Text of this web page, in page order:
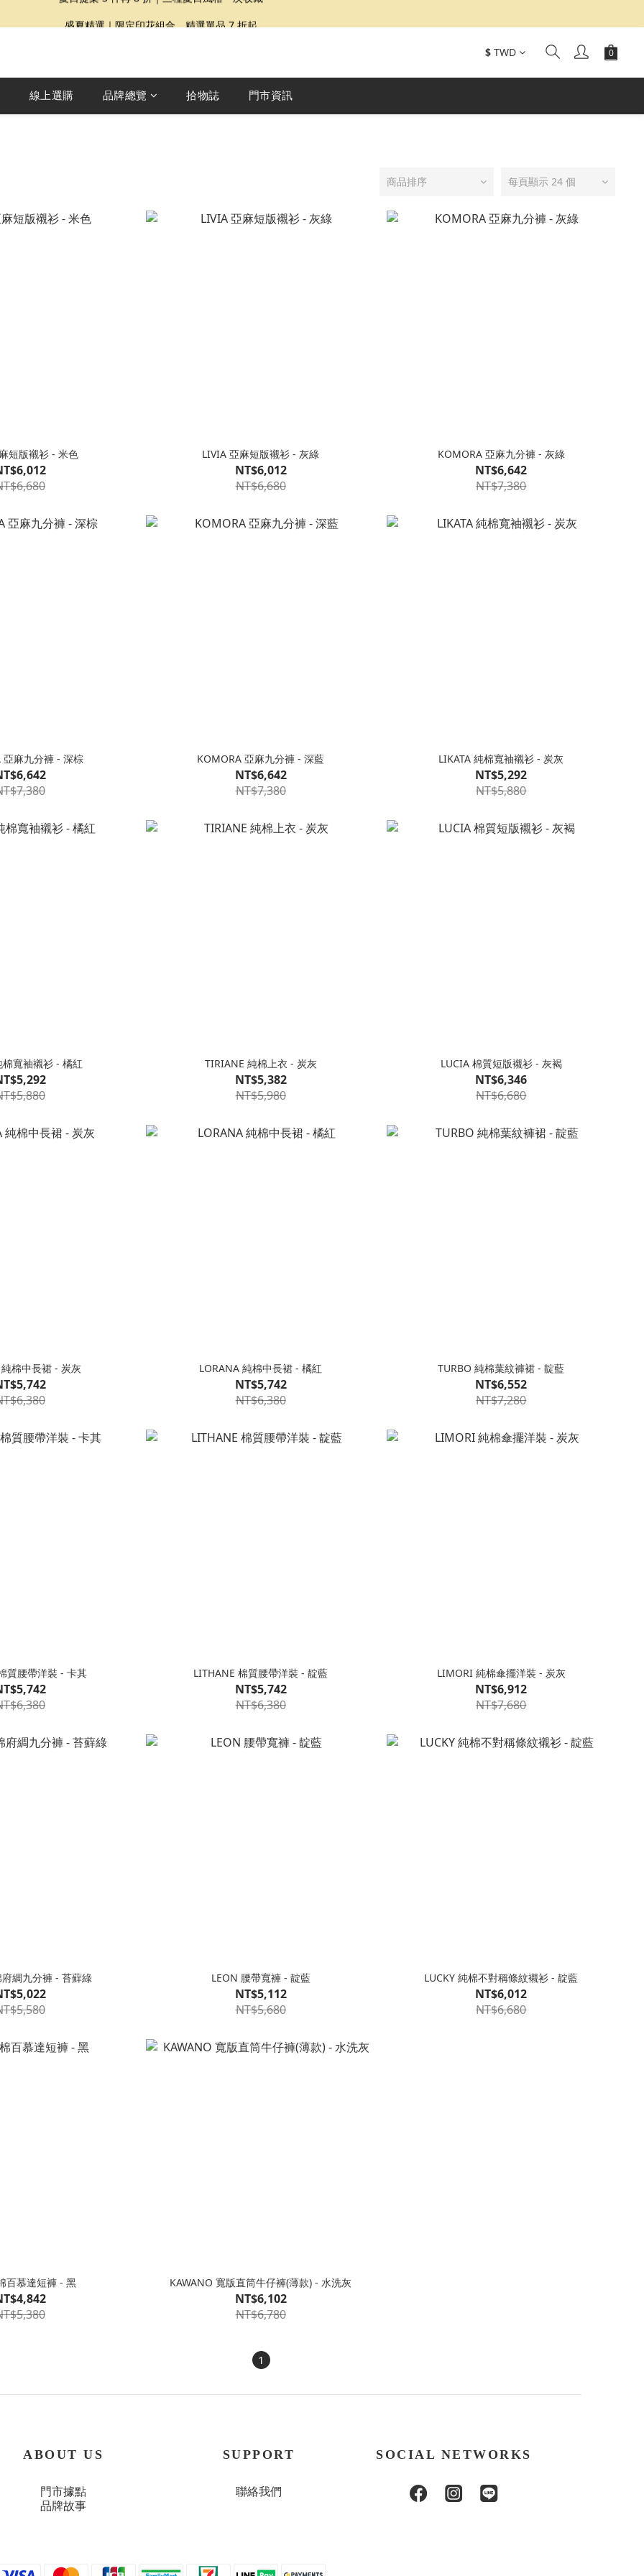
$ TWD
線上選購 品牌總覽 拾物誌 門市資訊
商品排序 每頁顯示 24 個
短版襯衫 - 米色 LIVIA 亞麻短版襯衫 - 灰綠
NT$6,012
NT$6,680
KOMORA 亞麻九分褲 - 灰綠
NT$6,642
NT$7,380
亞麻九分褲 - 深棕 KOMORA 亞麻九分褲 - 深藍
NT$6,642
NT$7,380
LIKATA 純棉寬袖襯衫 - 炭灰
NT$5,292
NT$5,880
棉寬袖襯衫 - 橘紅 TIRIANE 純棉上衣 - 炭灰
NT$5,382
NT$5,980
LUCIA 棉質短版襯衫 - 灰褐
NT$6,346
NT$6,680
棉中長裙 - 炭灰 LORANA 純棉中長裙 - 橘紅
NT$5,742
NT$6,380
TURBO 純棉葉紋褲裙 - 靛藍
NT$6,552
NT$7,280
質腰帶洋裝 - 卡其 LITHANE 棉質腰帶洋裝 - 靛藍
NT$5,742
NT$6,380
LIMORI 純棉傘擺洋裝 - 炭灰
NT$6,912
NT$7,680
綢九分褲 - 苔蘚綠 LEON 腰帶寬褲 - 靛藍
NT$5,112
NT$5,680
LUCKY 純棉不對稱條紋襯衫 - 靛藍
NT$6,012
NT$6,680
百慕達短褲 - 黑 KAWANO 寬版直筒牛仔褲(薄款) - 水洗灰
NT$6,102
NT$6,780
1
ABOUT US
門市據點
品牌故事
SUPPORT
聯絡我們
SOCIAL NETWORKS